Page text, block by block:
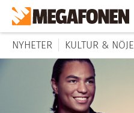
NYHETER KULTUR & NÖJE